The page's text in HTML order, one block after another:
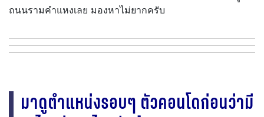
ถนนรามคำแหงเลย มองหาไม่ยากครับ
มาดูตำแหน่งรอบๆ ตัวคอนโดก่อนว่ามี